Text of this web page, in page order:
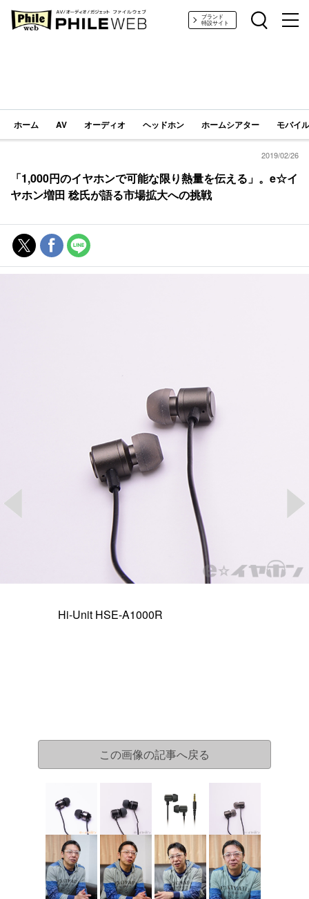
PHILE WEB｜AV/オーディオ/ガジェットブランド
特設サイト
ホーム AV オーディオ ヘッドホン ホームシアター モバイ
2019/02/26
「1,000円のイヤホンで可能な限り熱量を伝える」。e☆イ
ヤホン増田 稔氏が語る市場拡大への挑戦
Hi-Unit HSE-A1000R
この画像の記事へ戻る